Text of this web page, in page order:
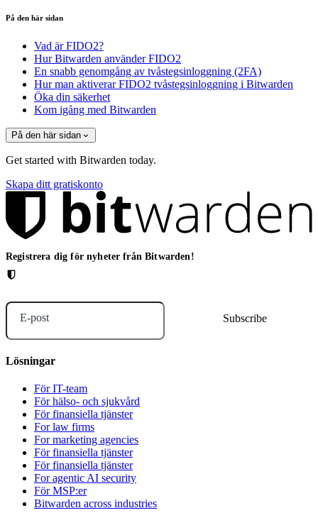
På den här sidan
Vad är FIDO2?
Hur Bitwarden använder FIDO2
En snabb genomgång av tvåstegsinloggning (2FA)
Hur man aktiverar FIDO2 tvåstegsinloggning i Bitwarden
Öka din säkerhet
Kom igång med Bitwarden
På den här sidan
Get started with Bitwarden today.
Skapa ditt gratiskonto
Registrera dig för nyheter från Bitwarden!
E-post
Lösningar
För IT-team
För hälso- och sjukvård
För finansiella tjänster
For law firms
For marketing agencies
För finansiella tjänster
För finansiella tjänster
For agentic AI security
För MSP:er
Bitwarden across industries